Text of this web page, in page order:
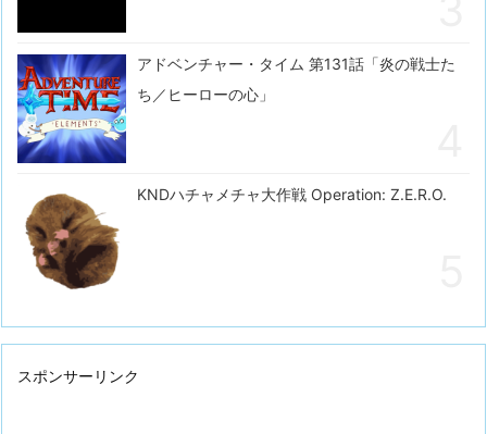
アドベンチャー・タイム 第131話「炎の戦士た
ち／ヒーローの心」
KNDハチャメチャ大作戦 Operation: Z.E.R.O.
スポンサーリンク